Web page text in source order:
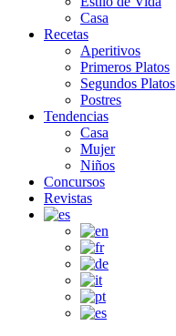
Casa
Recetas
Aperitivos
Primeros Platos
Segundos Platos
Postres
Tendencias
Casa
Mujer
Niños
Concursos
Revistas